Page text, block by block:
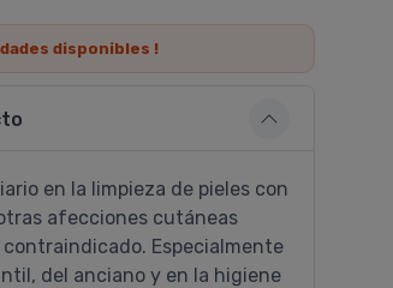
disponibles !
en la limpieza de pieles con
afecciones cutáneas
Especialmente
del anciano y en la higiene